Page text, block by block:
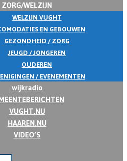
ZORG/WELZIJN
WELZIJN VUGHT
EN GEBOUWEN
GEZONDHEID / ZORG
JEUGD / JONGEREN
OUDEREN
/ EVENEMENTEN
wijkradio
VUGHT.NU
HAAREN.NU
VIDEO’S